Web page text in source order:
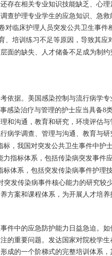
存在相关专业知识技能缺乏、心
查护理专业学生的应急知识、急
对临床护理人员突发公共卫生事件
、培训练习不足等原因，导致其应
面的缺失、人才储备不足成为制
依据。美国感染控制与流行病学专
感染治疗与管理的护士应当具备8
和沟通，教育和研究，环境评估与
病学调查、管理与沟通、教育与
，我国对突发公共卫生事件中护
指标体系，包括传染病突发事件
体系，包括突发传染病事件护理
发传染病事件核心能力的研究较
方案和课程体系，为开展人才培养
件中的应急防护能力日益急迫。
的重要问题。发达国家对院校学
成的一个阶梯式的完整培训体系